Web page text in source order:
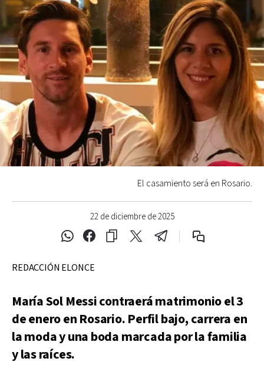
22 de diciembre de 2025
El casamiento será en Rosario.
REDACCIÓN ELONCE
María Sol Messi contraerá matrimonio el 3
de enero en Rosario. Perfil bajo, carrera en
la moda y una boda marcada por la familia
y las raíces.